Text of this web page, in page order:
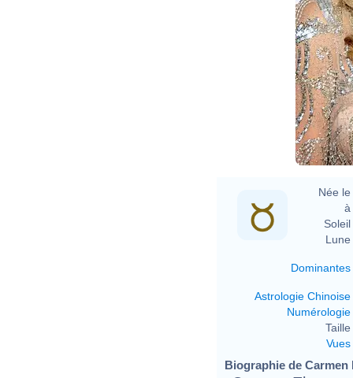
Née le
à
Soleil
Lune
Dominantes
Astrologie Chinoise
Numérologie
Taille
Vues
Biographie de Carmen